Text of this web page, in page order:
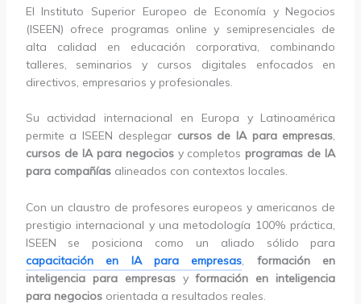
El Instituto Superior Europeo de Economía y Negocios
(ISEEN) ofrece programas online y semipresenciales de
alta calidad en educación corporativa, combinando
talleres, seminarios y cursos digitales enfocados en
directivos, empresarios y profesionales.
Su actividad internacional en Europa y Latinoamérica
permite a ISEEN desplegar cursos de IA para empresas,
cursos de IA para negociosy completosprogramas de IA
para compañíasalineados con contextos locales.
Con un claustro de profesores europeos y americanos de
prestigio internacional y una metodología 100% práctica,
ISEEN se posiciona como un aliado sólido para
capacitación en IA para empresas, formación en
inteligencia para empresasyformación en inteligencia
para negociosorientada a resultados reales.